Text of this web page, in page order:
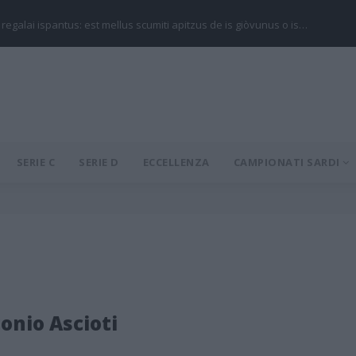
regalai ispantus: est mellus scumiti apitzus de is giòvunus o is…
SERIE C SERIE D ECCELLENZA CAMPIONATI SARDI
Ascioti